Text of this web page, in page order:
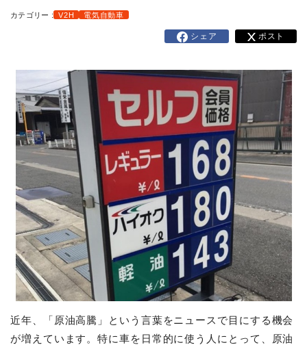
カテゴリー : V2H 電気自動車
シェア ポスト
近年、「原油高騰」という言葉をニュースで目にする機会
が増えています。特に車を日常的に使う人にとって、原油